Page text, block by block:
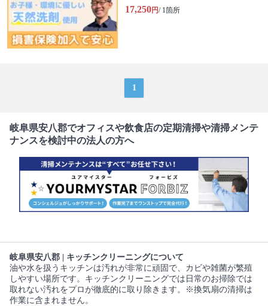
17,250円/ 1箇所
1
岐阜県安八郡でオフィスや飲食店の定期清掃や清掃メンテ
ナンスを検討中の法人の方へ
岐阜県安八郡 | キッチンクリーニングについて
油や水を扱うキッチンは汚れが非常に頑固で、カビや雑菌が繁殖
しやすい場所です。キッチンクリーニングでは日常のお掃除では
取れない汚れをプロが徹底的に取り除きます。※換気扇の清掃は
作業に含まれません。